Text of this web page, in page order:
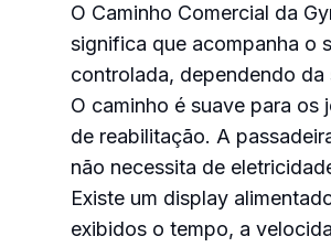
O Caminho Comercial da
significa que acompanha o
controlada, dependendo
O caminho é suave para os
de reabilitação. A
não necessita de
Existe um display
exibidos o tempo, a